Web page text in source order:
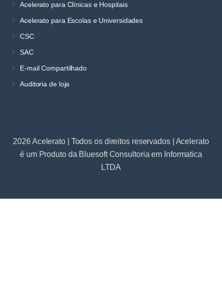
Acelerato para Clínicas e Hospitais
Acelerato para Escolas e Universidades
CSC
SAC
E-mail Compartilhado
Auditoria de loja
2026 Acelerato | Todos os direitos reservados | Acelerato
é um Produto da Bluesoft Consultoria em Informatica
LTDA